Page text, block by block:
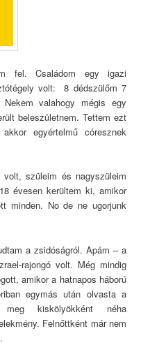
fel. Családom egy igazi
volt: 8 dédszülőm 7
valahogy mégis egy
beleszületnem. Tettem ezt
egyértelmű córesznek
volt, szüleim és nagyszüleim
évesen kerültem ki, amikor
minden. No de ne ugorjunk
a zsidóságról. Apám – a
rajongó volt. Még mindig
amikor a hatnapos háború
egymás után olvasta a
kiskölyökként néha
Felnőttként már nem